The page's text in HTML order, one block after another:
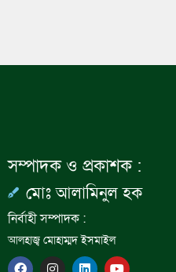
সম্পাদক ও প্রকাশক :
মোঃ আলামিনুল হক
নির্বাহী সম্পাদক :
আলহাজ্ব মোহাম্মদ ইসমাইল
F I L Y